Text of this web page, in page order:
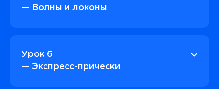
— Волны и локоны
Урок 6
— Экспресс-прически